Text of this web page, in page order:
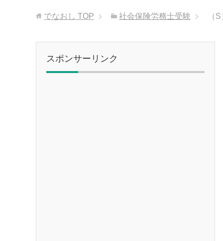
でなおし TOP 社会保険労務士受験 （
スポンサーリンク